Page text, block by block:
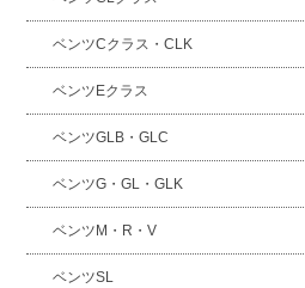
ベンツCクラス・CLK
ベンツEクラス
ベンツGLB・GLC
ベンツG・GL・GLK
ベンツM・R・V
ベンツSL